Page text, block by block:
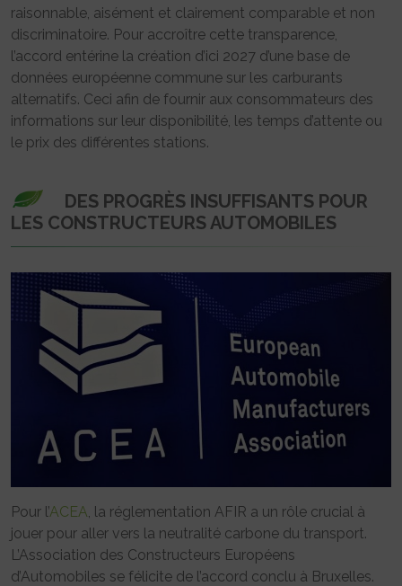
raisonnable, aisément et clairement comparable et non
discriminatoire. Pour accroître cette transparence,
l’accord entérine la création d’ici 2027 d’une base de
données européenne commune sur les carburants
alternatifs. Ceci afin de fournir aux consommateurs des
informations sur leur disponibilité, les temps d’attente ou
le prix des différentes stations.
DES PROGRÈS INSUFFISANTS POUR
LES CONSTRUCTEURS AUTOMOBILES
Pour l’ACEA, la réglementation AFIR a un rôle crucial à
jouer pour aller vers la neutralité carbone du transport.
L’Association des Constructeurs Européens
d’Automobiles se félicite de l’accord conclu à Bruxelles.